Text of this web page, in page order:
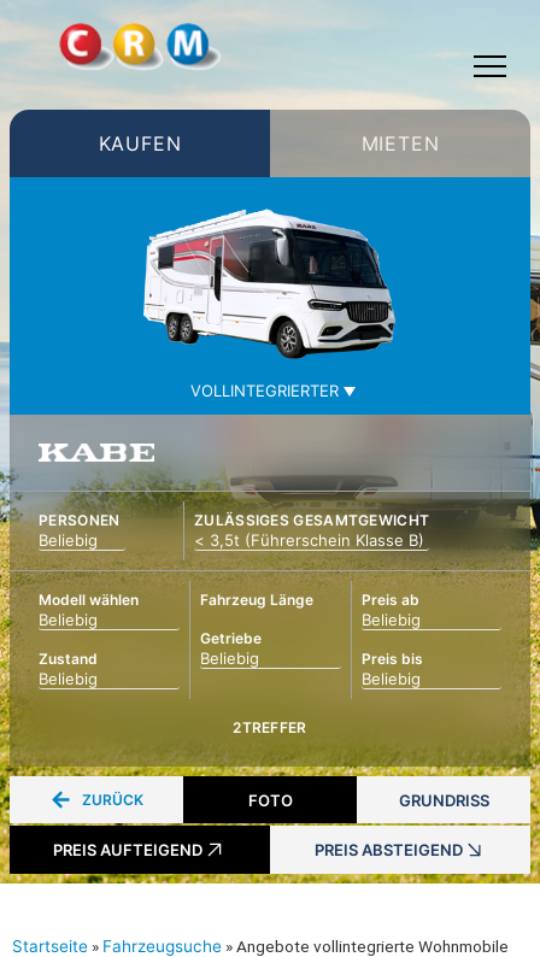
TOGGLE
MENU
KAUFEN MIETEN
PERSONEN ZULÄSSIGES GESAMTGEWICHT
Modell wählen
Zustand
Fahrzeug Länge
Getriebe
Preis ab
Preis bis
2TREFFER
ZURÜCK FOTO GRUNDRISS
PREIS AUFTEIGEND PREIS ABSTEIGEND
Startseite » Fahrzeugsuche »Angebote vollintegrierte Wohnmobile